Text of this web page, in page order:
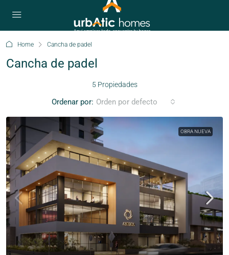
Home Cancha de padel
Cancha de padel
5 Propiedades
Ordenar por: Orden por defecto
OBRA NUEVA